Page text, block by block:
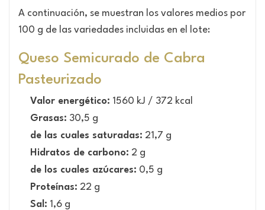
A continuación, se muestran los valores medios por
100 g de las variedades incluidas en el lote:
Queso Semicurado de Cabra
Pasteurizado
Valor energético: 1560 kJ / 372 kcal
Grasas: 30,5 g
de las cuales saturadas: 21,7 g
Hidratos de carbono: 2 g
de los cuales azúcares: 0,5 g
Proteínas: 22 g
Sal: 1,6 g